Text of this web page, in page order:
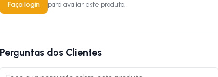
Faça login para avaliar este produto.
Perguntas dos Clientes